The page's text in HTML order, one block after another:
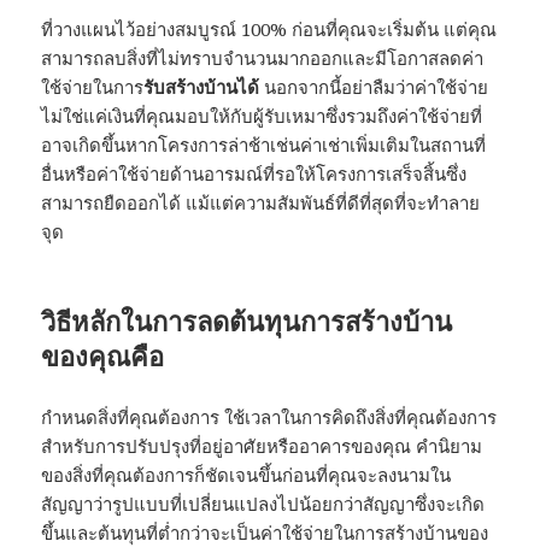
ที่วางแผนไว้อย่างสมบูรณ์ 100% ก่อนที่คุณจะเริ่มต้น แต่คุณ
สามารถลบสิ่งที่ไม่ทราบจำนวนมากออกและมีโอกาสลดค่า
ใช้จ่ายในการรับสร้างบ้านได้ นอกจากนี้อย่าลืมว่าค่าใช้จ่าย
ไม่ใช่แค่เงินที่คุณมอบให้กับผู้รับเหมาซึ่งรวมถึงค่าใช้จ่ายที่
อาจเกิดขึ้นหากโครงการล่าช้าเช่นค่าเช่าเพิ่มเติมในสถานที่
อื่นหรือค่าใช้จ่ายด้านอารมณ์ที่รอให้โครงการเสร็จสิ้นซึ่ง
สามารถยืดออกได้ แม้แต่ความสัมพันธ์ที่ดีที่สุดที่จะทำลาย
จุด
วิธีหลักในการลดต้นทุนการสร้างบ้าน
ของคุณคือ
กำหนดสิ่งที่คุณต้องการ ใช้เวลาในการคิดถึงสิ่งที่คุณต้องการ
สำหรับการปรับปรุงที่อยู่อาศัยหรืออาคารของคุณ คำนิยาม
ของสิ่งที่คุณต้องการก็ชัดเจนขึ้นก่อนที่คุณจะลงนามใน
สัญญาว่ารูปแบบที่เปลี่ยนแปลงไปน้อยกว่าสัญญาซึ่งจะเกิด
ขึ้นและต้นทุนที่ต่ำกว่าจะเป็นค่าใช้จ่ายในการสร้างบ้านของ